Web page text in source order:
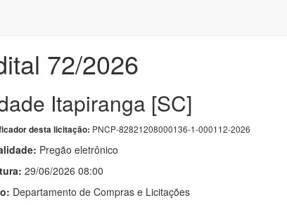
72/2026
Itapiranga [SC]
desta licitação: PNCP-82821208000136-1-000112-2026
Pregão eletrônico
29/06/2026 08:00
Departamento de Compras e Licitações